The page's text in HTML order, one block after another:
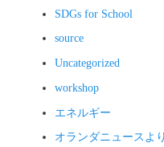
SDGs for School
source
Uncategorized
workshop
エネルギー
オランダニュースより